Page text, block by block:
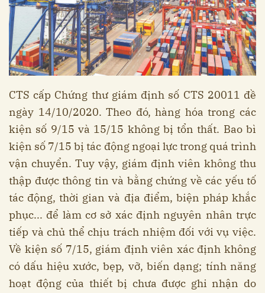
CTS cấp Chứng thư giám định số CTS 20011 đề
ngày 14/10/2020. Theo đó, hàng hóa trong các
kiện số 9/15 và 15/15 không bị tổn thất. Bao bì
kiện số 7/15 bị tác động ngoại lực trong quá trình
vận chuyển. Tuy vậy, giám định viên không thu
thập được thông tin và bằng chứng về các yếu tố
tác động, thời gian và địa điểm, biện pháp khắc
phục... để làm cơ sở xác định nguyên nhân trực
tiếp và chủ thể chịu trách nhiệm đối với vụ việc.
Về kiện số 7/15, giám định viên xác định không
có dấu hiệu xước, bẹp, vỡ, biến dạng; tính năng
hoạt động của thiết bị chưa được ghi nhận do